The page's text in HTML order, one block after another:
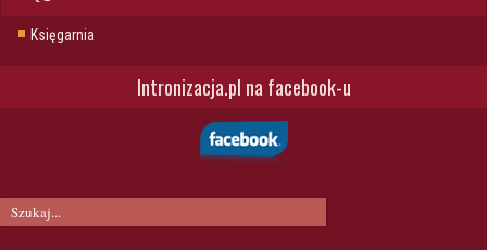
Księgarnia
Intronizacja.pl na facebook-u